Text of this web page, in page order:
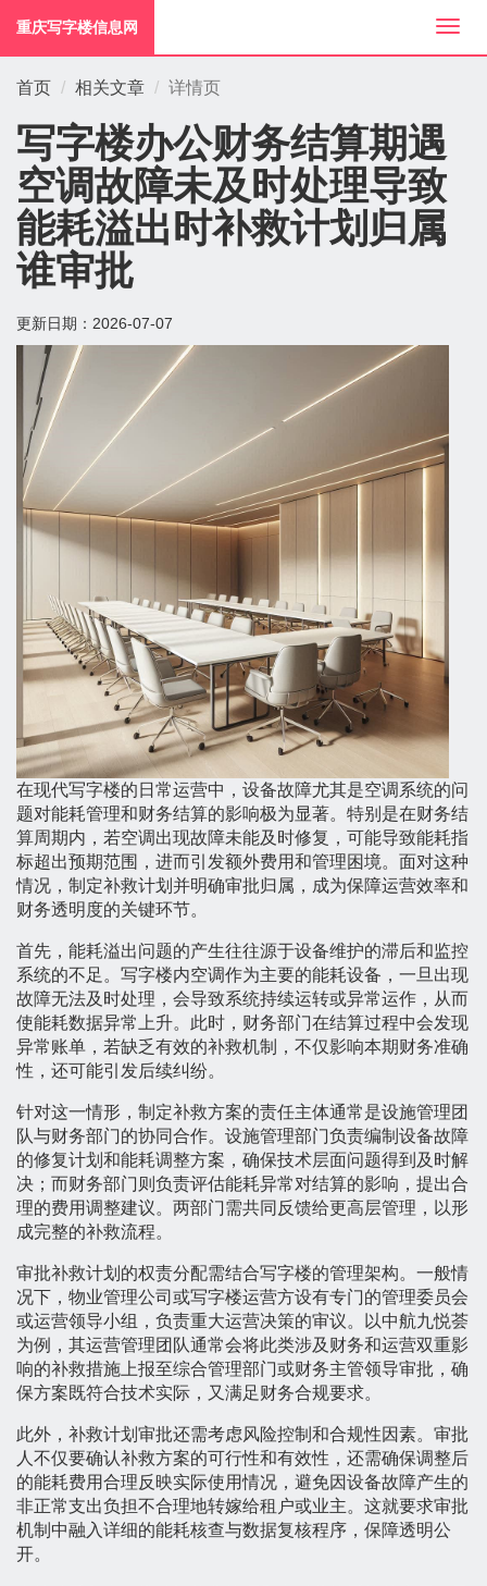
切
换
重庆写字楼信息网
首页 相关文章 详情页
写字楼办公财务结算期遇
空调故障未及时处理导致
能耗溢出时补救计划归属
谁审批
更新日期： 2026-07-07
在现代写字楼的日常运营中，设备故障尤其是空调系统的问
题对能耗管理和财务结算的影响极为显著。特别是在财务结
算周期内，若空调出现故障未能及时修复，可能导致能耗指
标超出预期范围，进而引发额外费用和管理困境。面对这种
情况，制定补救计划并明确审批归属，成为保障运营效率和
财务透明度的关键环节。
首先，能耗溢出问题的产生往往源于设备维护的滞后和监控
系统的不足。写字楼内空调作为主要的能耗设备，一旦出现
故障无法及时处理，会导致系统持续运转或异常运作，从而
使能耗数据异常上升。此时，财务部门在结算过程中会发现
异常账单，若缺乏有效的补救机制，不仅影响本期财务准确
性，还可能引发后续纠纷。
针对这一情形，制定补救方案的责任主体通常是设施管理团
队与财务部门的协同合作。设施管理部门负责编制设备故障
的修复计划和能耗调整方案，确保技术层面问题得到及时解
决；而财务部门则负责评估能耗异常对结算的影响，提出合
理的费用调整建议。两部门需共同反馈给更高层管理，以形
成完整的补救流程。
审批补救计划的权责分配需结合写字楼的管理架构。一般情
况下，物业管理公司或写字楼运营方设有专门的管理委员会
或运营领导小组，负责重大运营决策的审议。以中航九悦荟
为例，其运营管理团队通常会将此类涉及财务和运营双重影
响的补救措施上报至综合管理部门或财务主管领导审批，确
保方案既符合技术实际，又满足财务合规要求。
此外，补救计划审批还需考虑风险控制和合规性因素。审批
人不仅要确认补救方案的可行性和有效性，还需确保调整后
的能耗费用合理反映实际使用情况，避免因设备故障产生的
非正常支出负担不合理地转嫁给租户或业主。这就要求审批
机制中融入详细的能耗核查与数据复核程序，保障透明公
开。